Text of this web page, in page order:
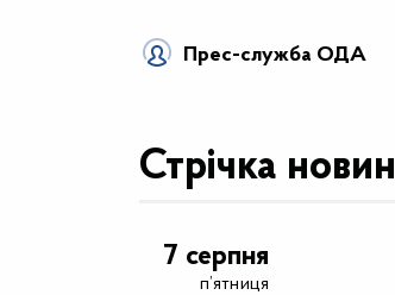
Прес-служба ОДА
Стрічка новин
7 серпня
п’ятниця